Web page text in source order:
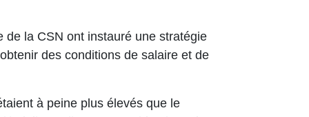
de la CSN ont instauré une stratégie
des conditions de salaire et de
à peine plus élevés que le